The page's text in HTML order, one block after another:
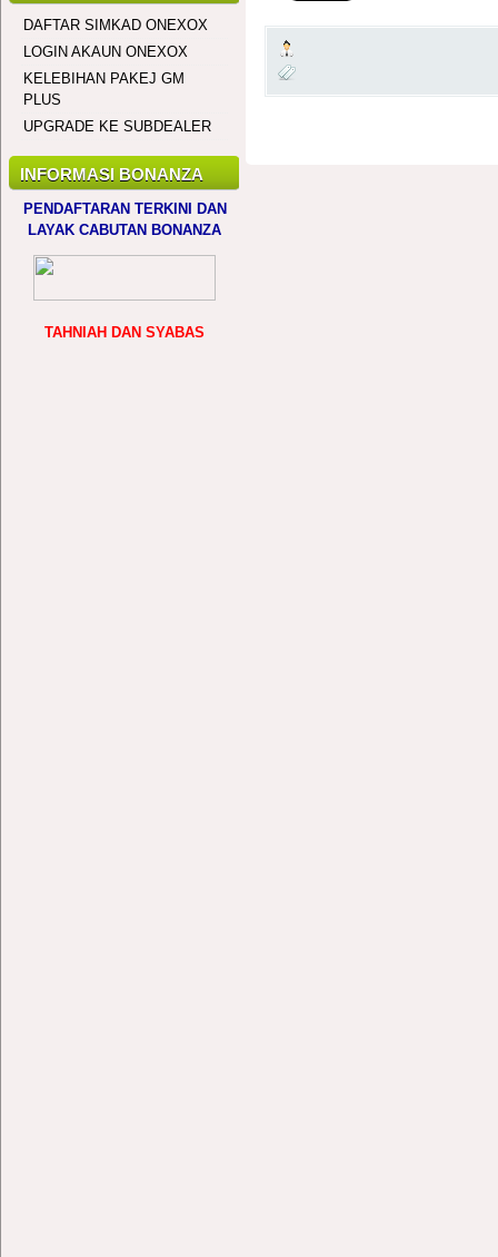
DAFTAR SIMKAD ONEXOX
LOGIN AKAUN ONEXOX
KELEBIHAN PAKEJ GM
PLUS
UPGRADE KE SUBDEALER
INFORMASI BONANZA
PENDAFTARAN TERKINI DAN
LAYAK CABUTAN BONANZA
TAHNIAH DAN SYABAS